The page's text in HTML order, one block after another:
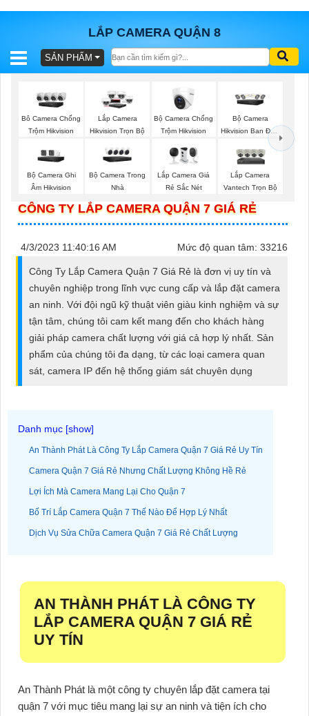
LẮP CAMERA QUẬN 8
BÁO
TRỌN
GÓI
SẢN
TƯ
VẤN
LẮP
PHỤ
VẤN
DỊCH
SẢN PHẨM
Bô Camera Chống
Trộm Hikvision
Lắp Camera
Hikvision Trọn Bộ
Bộ Camera Chống
Trộm Hikvision
Bộ Camera
Hikvision Ban Đêm
Bộ Camera Ghi
Âm Hikvision
Bộ Camera Trong
Nhà
Lắp Camera Giá
Rẻ Sắc Nét
Lắp Camera
Vantech Trọn Bộ
CÔNG TY LẮP CAMERA QUẬN 7 GIÁ RẺ
4/3/2023 11:40:16 AM Mức độ quan tâm: 33216
Công Ty Lắp Camera Quận 7 Giá Rẻ là đơn vị uy tín và
chuyên nghiệp trong lĩnh vực cung cấp và lắp đặt camera
an ninh. Với đội ngũ kỹ thuật viên giàu kinh nghiệm và sự
tận tâm, chúng tôi cam kết mang đến cho khách hàng
giải pháp camera chất lượng với giá cả hợp lý nhất. Sản
phẩm của chúng tôi đa dạng, từ các loại camera quan
sát, camera IP đến hệ thống giám sát chuyên dụng
An Thành Phát Là Công Ty Lắp Camera Quận 7 Giá Rẻ Uy Tín
Camera Quận 7 Giá Rẻ Nhưng Chất Lượng Không Hề Rẻ
Lợi Ích Mà Camera Mang Lại Cho Quận 7
Bố Trí Lắp Camera Quận 7 Thế Nào Để Hợp Lý Nhất
Dịch Vụ Sửa Chữa Camera Quận 7 Giá Rẻ Chất Lượng
AN THÀNH PHÁT LÀ CÔNG TY
LẮP CAMERA QUẬN 7 GIÁ RẺ
UY TÍN
An Thành Phát là một công ty chuyên lắp đặt camera tại
quận 7 với mục tiêu mang lại sự an ninh và tiện ích cho